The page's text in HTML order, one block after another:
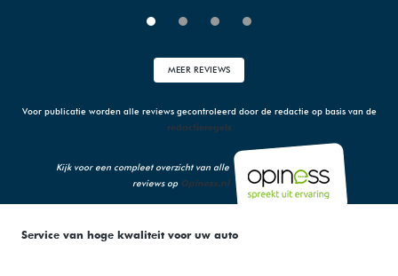
MEER REVIEWS
Voor publicatie worden alle reviews gecontroleerd door de redactie op basis van de
redactieregels
Kijk voor een compleet overzicht van alle
reviews op Opiness.nl
Service van hoge kwaliteit voor uw auto